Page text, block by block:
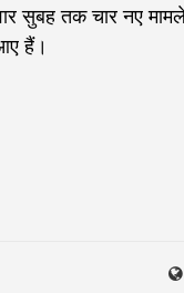
सुबह तक चार नए
हैं।